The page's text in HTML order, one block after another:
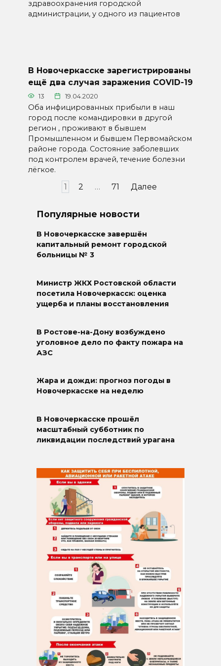
здравоохранения городской
администрации, у одного из пациентов
В Новочеркасске зарегистрированы
ещё два случая заражения COVID-19
13 19.04.2020
Оба инфицированных прибыли в наш
город после командировки в другой
регион , проживают в бывшем
Промышленном и бывшем Первомайском
районе города. Состояние заболевших
под контролем врачей, течение болезни
лёгкое.
1 2 … 71 Далее
Популярные новости
В Новочеркасске завершён
капитальный ремонт городской
больницы № 3
Министр ЖКХ Ростовской области
посетила Новочеркасск: оценка
ущерба и планы восстановления
В Ростове-на-Дону возбуждено
уголовное дело по факту пожара на
АЗС
Жара и дожди: прогноз погоды в
Новочеркасске на неделю
В Новочеркасске прошёл
масштабный субботник по
ликвидации последствий урагана